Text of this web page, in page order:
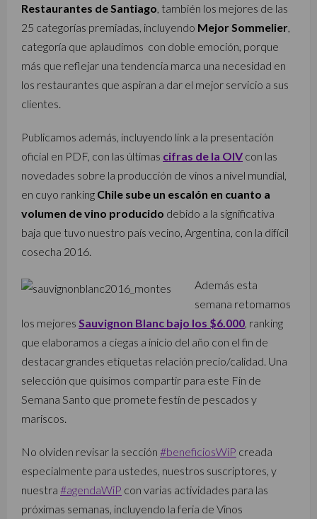
Restaurantes de Santiago , también los mejores de las
25 categorías premiadas, incluyendo Mejor Sommelier
categoría que aplaudimos con doble emoción, porque
más que reflejar una tendencia marca una necesidad en
los restaurantes que aspiran a dar el mejor servicio a sus
clientes.
Publicamos además, incluyendo link a la presentación
oficial en PDF, con las últimas cifras de la OIV con las
novedades sobre la producción de vinos a nivel mundial,
en cuyo ranking Chile sube un escalón en cuanto a
volumen de vino producido debido a la significativa
baja que tuvo nuestro país vecino, Argentina, con la difícil
cosecha 2016.
Además esta
semana retomamos
los mejores Sauvignon Blanc bajo los $6.000 , ranking
que elaboramos a ciegas a inicio del año con el fin de
destacar grandes etiquetas relación precio/calidad. Una
selección que quisimos compartir para este Fin de
Semana Santo que promete festín de pescados y
mariscos.
No olviden revisar la sección #beneficiosWiP creada
especialmente para ustedes, nuestros suscriptores, y
nuestra #agendaWiP con varias actividades para las
próximas semanas, incluyendo la feria de Vinos